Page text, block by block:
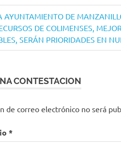
AYUNTAMIENTO DE
DE COLIMENSES,
SERÁN PRIORIDADES EN
CONTESTACION
de correo electrónico no será
*